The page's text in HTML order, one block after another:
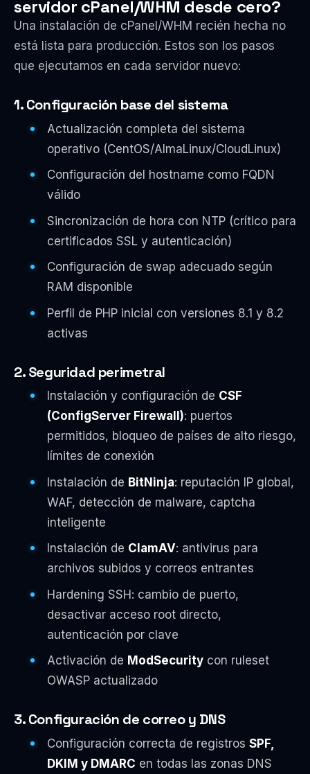
servidor cPanel/WHM desde cero?
Una instalación de cPanel/WHM recién hecha no
está lista para producción. Estos son los pasos
que ejecutamos en cada servidor nuevo:
1. Configuración base del sistema
Actualización completa del sistema
operativo (CentOS/AlmaLinux/CloudLinux)
Configuración del hostname como FQDN
válido
Sincronización de hora con NTP (crítico para
certificados SSL y autenticación)
Configuración de swap adecuado según
RAM disponible
Perfil de PHP inicial con versiones 8.1 y 8.2
activas
2. Seguridad perimetral
Instalación y configuración de CSF
(ConfigServer Firewall): puertos
permitidos, bloqueo de países de alto riesgo,
límites de conexión
Instalación de BitNinja: reputación IP global,
WAF, detección de malware, captcha
inteligente
Instalación de ClamAV: antivirus para
archivos subidos y correos entrantes
Hardening SSH: cambio de puerto,
desactivar acceso root directo,
autenticación por clave
Activación de ModSecuritycon ruleset
OWASP actualizado
3. Configuración de correo y DNS
Configuración correcta de registros SPF,
DKIM y DMARC en todas las zonas DNS